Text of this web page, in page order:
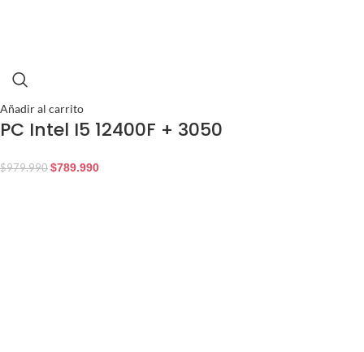
Añadir al carrito
PC Intel I5 12400F + 3050
$979.990 $789.990